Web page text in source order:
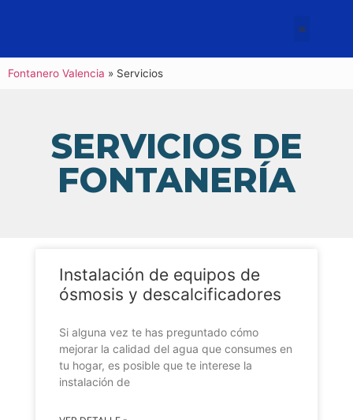
Fontanero Valencia » Servicios
SERVICIOS DE
FONTANERÍA
Instalación de equipos de
ósmosis y descalcificadores
Si alguna vez te has preguntado cómo
mejorar la calidad del agua que consumes en
tu hogar, es posible que te interese la
instalación de